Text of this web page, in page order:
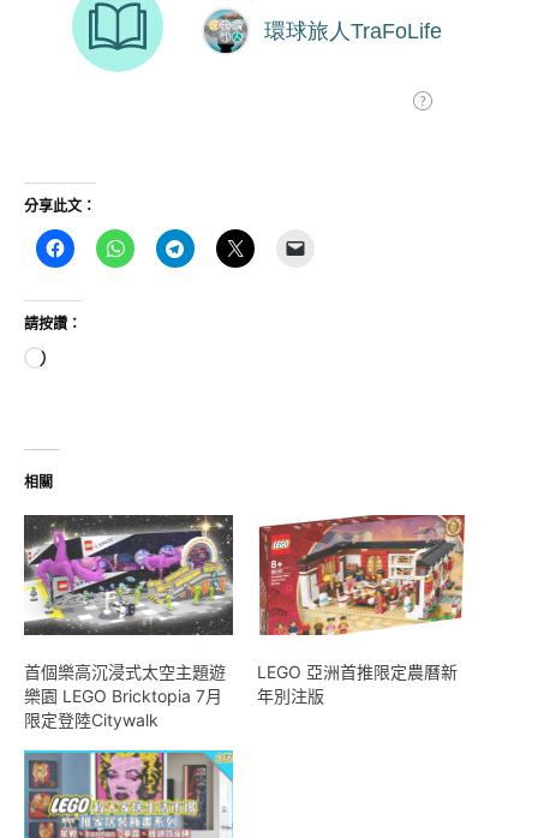
分享此文：
請按讚：
正
入...
相關
首個樂高沉浸式太空主題遊
樂園 LEGO Bricktopia 7月
限定登陸Citywalk
LEGO 亞洲首推限定農曆新
年別注版